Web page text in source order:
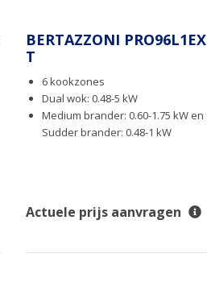
BERTAZZONI PRO96L1EX
T
6 kookzones
Dual wok: 0.48-5 kW
Medium brander: 0.60-1.75 kW en
Sudder brander: 0.48-1 kW
Actuele prijs aanvragen